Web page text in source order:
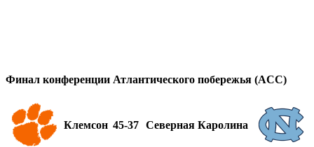
Финал конференции Атлантического побережья (ACC)
Клемсон 45-37 Северная Каролина